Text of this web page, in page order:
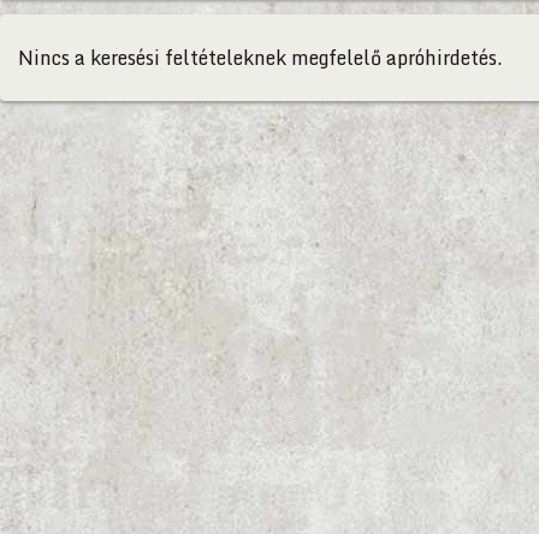
Nincs a keresési feltételeknek megfelelő apróhirdetés.